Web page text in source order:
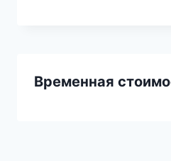
Временная